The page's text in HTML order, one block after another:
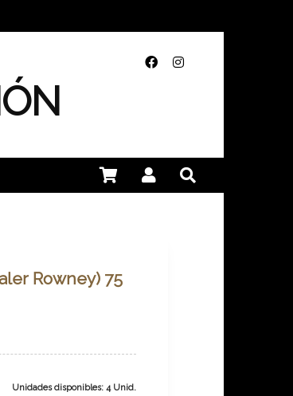
Rowney) 75
Unidades disponibles: 4 Unid.